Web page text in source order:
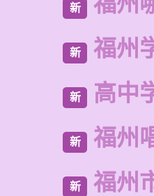
新
新 福州
新 高中
新 福州
新 福州